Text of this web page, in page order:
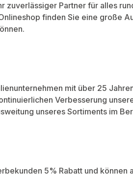
zuverlässiger Partner für alles
finden Sie eine große
mit über 25
Verbesserung
unseres Sortiments im
5% Rabatt und können